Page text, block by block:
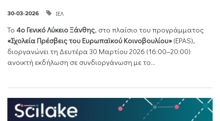
30-03-2026 ΙΕΛ
Το 4ο Γενικό Λύκειο Ξάνθης, στο πλαίσιο του προγράμματος
«Σχολεία Πρέσβεις του Ευρωπαϊκού Κοινοβουλίου»(EPAS),
διοργανώνει τη Δευτέρα 30 Μαρτίου 2026 (16:00–20:00)
ανοικτή εκδήλωση σε συνδιοργάνωση με το...